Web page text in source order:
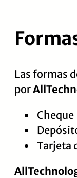
contenido
Las formas
por
Cheque
Tarjeta